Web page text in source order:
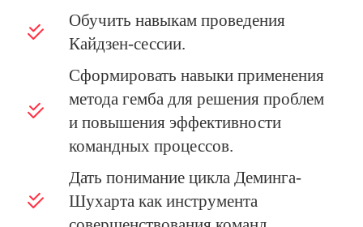
Обучить навыкам проведения
Кайдзен-сессии.
Сформировать навыки применения
метода гемба для решения проблем
и повышения эффективности
командных процессов.
Дать понимание цикла Деминга-
Шухарта как инструмента